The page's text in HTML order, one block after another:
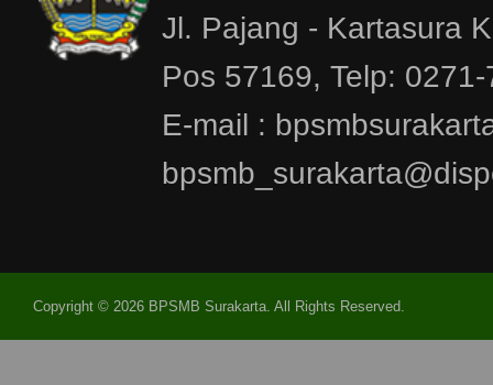
Jl. Pajang - Kartasura
Pos 57169, Telp:
E-mail :
Copyright © 2026 BPSMB Surakarta. All Rights Reserved.